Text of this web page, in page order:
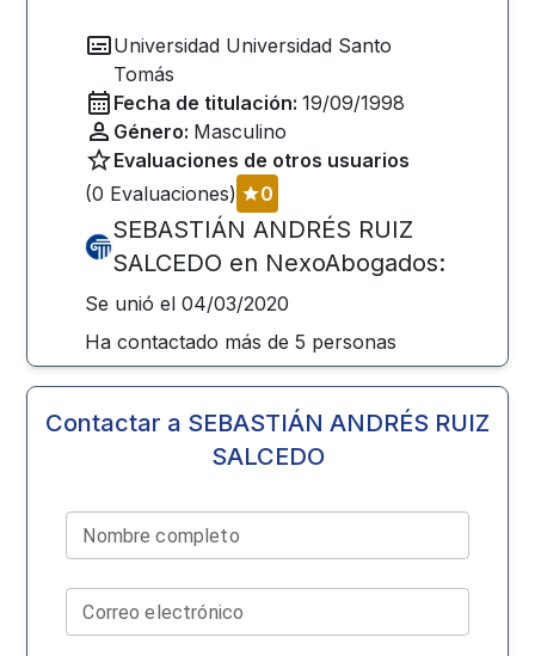
Universidad Universidad Santo
Tomás
Fecha de titulación: 19/09/1998
Género: Masculino
Evaluaciones de otros usuarios
(0 Evaluaciones) 0
SEBASTIÁN ANDRÉS RUIZ
SALCEDO en NexoAbogados:
Se unió el 04/03/2020
Ha contactado más de5 personas
Contactar a SEBASTIÁN ANDRÉS RUIZ
SALCEDO
Nombre completo
Correo electrónico